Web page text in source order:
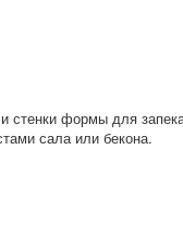
стенки формы для
сала или бекона.